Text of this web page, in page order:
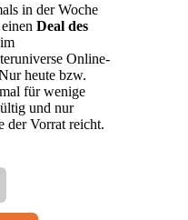
in der Woche
Deal des
im
Online-
heute bzw.
für wenige
und nur
der Vorrat reicht.